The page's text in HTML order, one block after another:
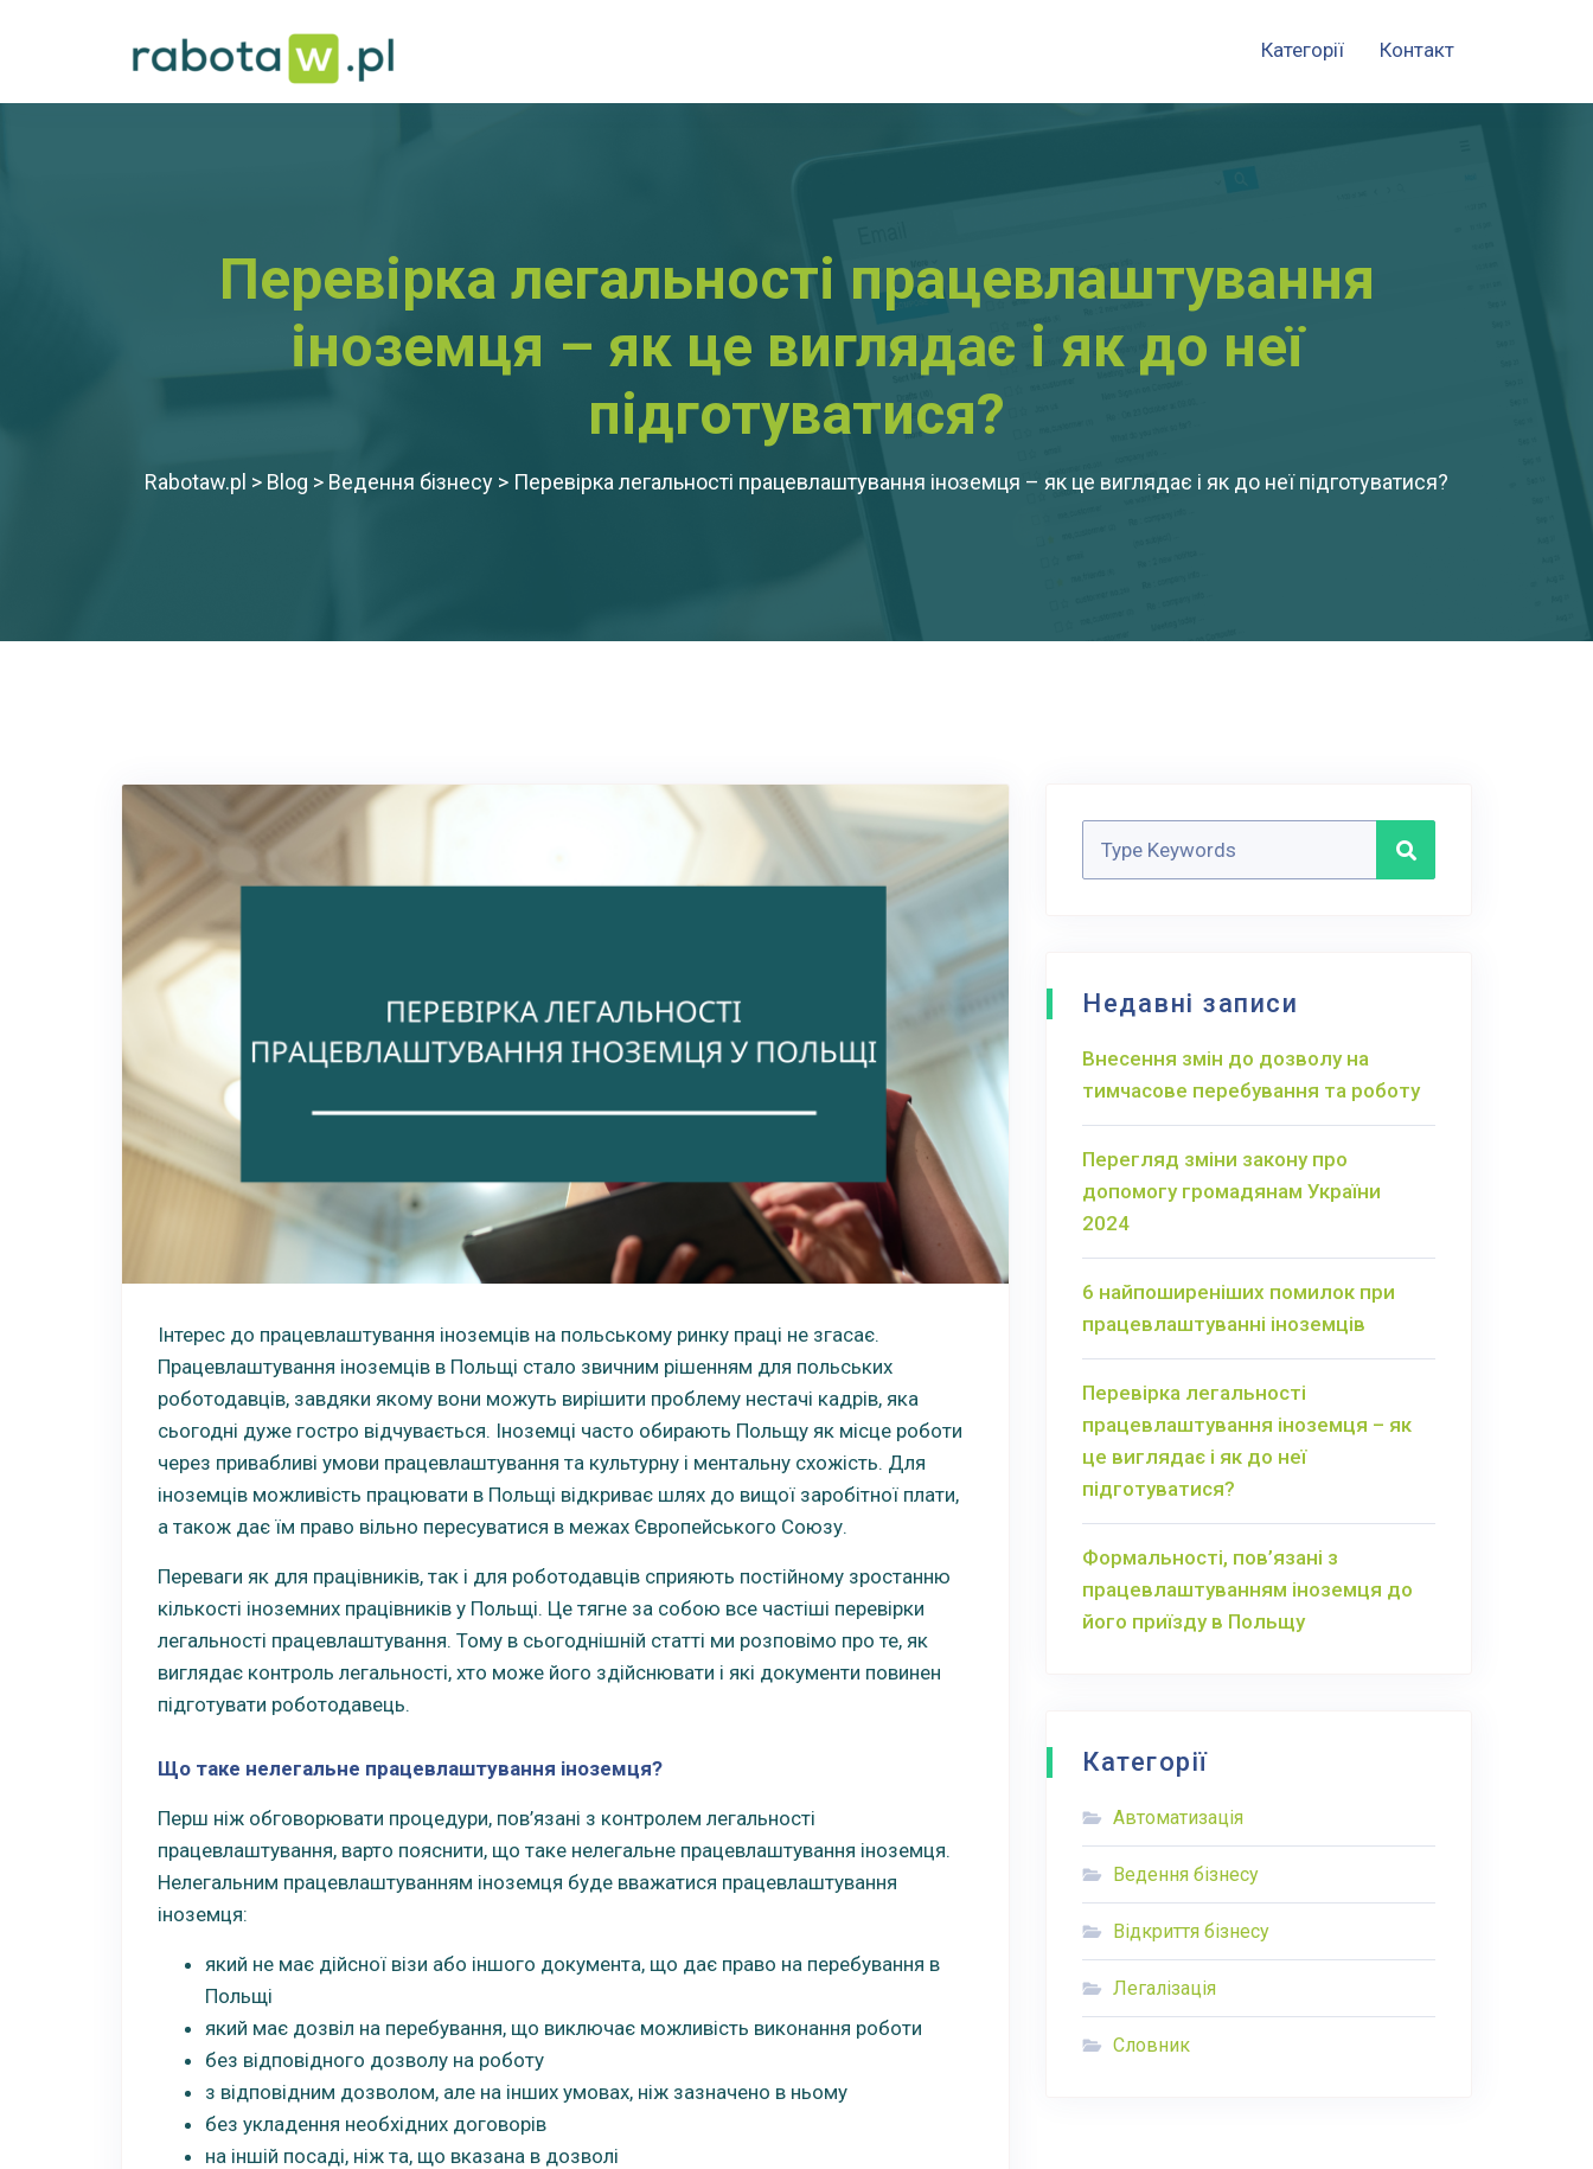
Категорії Контакт
Перевірка легальності працевлаштування
іноземця – як це виглядає і як до неї
підготуватися?
Rabotaw.pl > Blog > Ведення бізнесу > Перевірка легальності працевлаштування іноземця – як це виглядає і як до неї підготуватися?
Інтерес до працевлаштування іноземців на польському ринку праці не згасає.
Працевлаштування іноземців в Польщі стало звичним рішенням для польських
роботодавців, завдяки якому вони можуть вирішити проблему нестачі кадрів, яка
сьогодні дуже гостро відчувається. Іноземці часто обирають Польщу як місце роботи
через привабливі умови працевлаштування та культурну і ментальну схожість. Для
іноземців можливість працювати в Польщі відкриває шлях до вищої заробітної плати,
а також дає їм право вільно пересуватися в межах Європейського Союзу.
Переваги як для працівників, так і для роботодавців сприяють постійному зростанню
кількості іноземних працівників у Польщі. Це тягне за собою все частіші перевірки
легальності працевлаштування. Тому в сьогоднішній статті ми розповімо про те, як
виглядає контроль легальності, хто може його здійснювати і які документи повинен
підготувати роботодавець.
Що таке нелегальне працевлаштування іноземця?
Перш ніж обговорювати процедури, пов’язані з контролем легальності
працевлаштування, варто пояснити, що таке нелегальне працевлаштування іноземця.
Нелегальним працевлаштуванням іноземця буде вважатися працевлаштування
іноземця:
який не має дійсної візи або іншого документа, що дає право на перебування в
Польщі
який має дозвіл на перебування, що виключає можливість виконання роботи
без відповідного дозволу на роботу
з відповідним дозволом, але на інших умовах, ніж зазначено в ньому
без укладення необхідних договорів
на іншій посаді, ніж та, що вказана в дозволі
Недавні записи
Внесення змін до дозволу на
тимчасове перебування та роботу
Перегляд зміни закону про
допомогу громадянам України
2024
6 найпоширеніших помилок при
працевлаштуванні іноземців
Перевірка легальності
працевлаштування іноземця – як
це виглядає і як до неї
підготуватися?
Формальності, пов’язані з
працевлаштуванням іноземця до
його приїзду в Польщу
Категорії
Автоматизація
Ведення бізнесу
Відкриття бізнесу
Легалізація
Словник